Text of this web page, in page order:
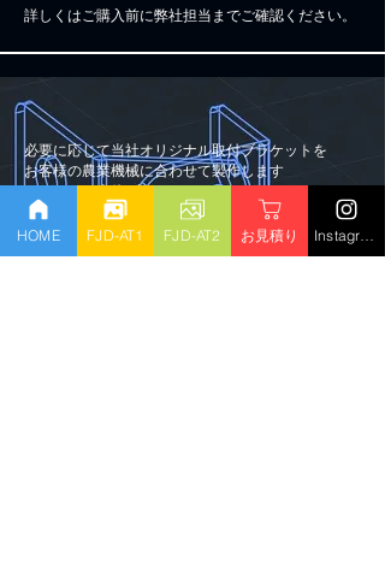
詳しくはご購入前に弊社担当までご確認ください。
必要に応じて当社オリジナル取付ブラケットを
​お客様の農業機械に合わせて製作します
・アンテナ本体ブラケット
・WIFIカメラブラケット
・車内追加タブレットブラケット
・角度センサーブラケット
HOME FJD-AT1 FJD-AT2 お見積り